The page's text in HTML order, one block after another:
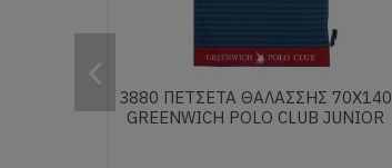
3880 ΠΕΤΣΕΤΑ ΘΑΛΑΣΣΗΣ 70Χ140
GREENWICH POLO CLUB JUNIOR